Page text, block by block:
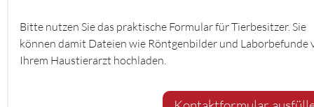
Bitte nutzen Sie das praktische Formular für Tierbesitzer. Sie
können damit Dateien wie Röntgenbilder und Laborbefunde
Ihrem Haustierarzt hochladen.